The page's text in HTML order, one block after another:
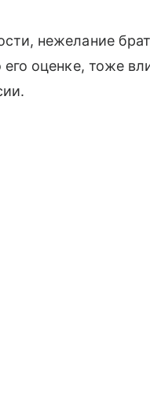
нежелание
оценке, тоже